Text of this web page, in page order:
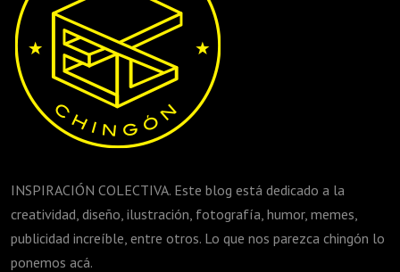
INSPIRACIÓN COLECTIVA. Este blog está dedicado a la
creatividad, diseño, ilustración, fotografía, humor, memes,
publicidad increíble, entre otros. Lo que nos parezca chingón lo
ponemos acá.